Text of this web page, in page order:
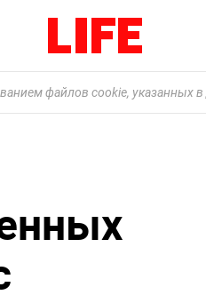
файлов cookie, указанных